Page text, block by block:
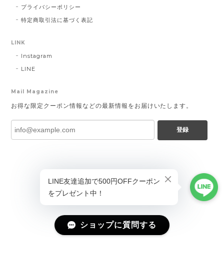
プライバシーポリシー
特定商取引法に基づく表記
LINK
Instagram
LINE
Mail Magazine
お得な限定クーポン情報などの最新情報をお届けいたします。
登録
ショップに質問する